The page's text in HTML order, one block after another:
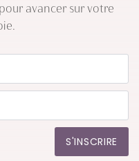
avancer sur votre
S'INSCRIRE